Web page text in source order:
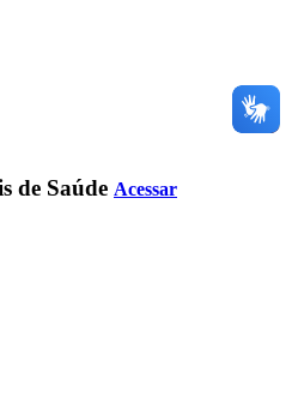
de Saúde Acessar